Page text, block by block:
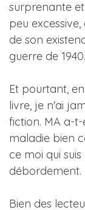
surprenante
peu
de son
guerre de 1940.
Et pourtant,
livre, je n'ai
fiction. MA a-
maladie bien
ce moi qui
débordement.
Bien des